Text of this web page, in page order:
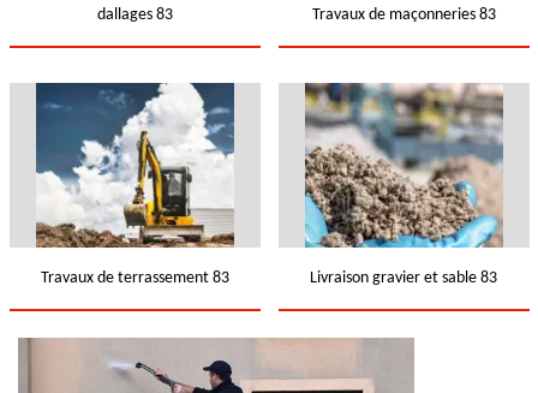
dallages 83
Travaux de maçonneries 83
Travaux de terrassement 83 Livraison gravier et sable 83